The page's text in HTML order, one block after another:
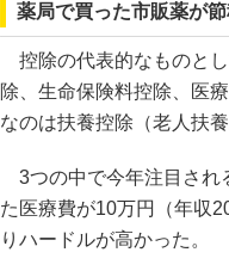
薬局で買った市販薬が
控除の代表的なものと
除、生命保険料控除、医
なのは扶養控除（老人扶
3つの中で今年注目され
た医療費が10万円（年収
りハードルが高かった。